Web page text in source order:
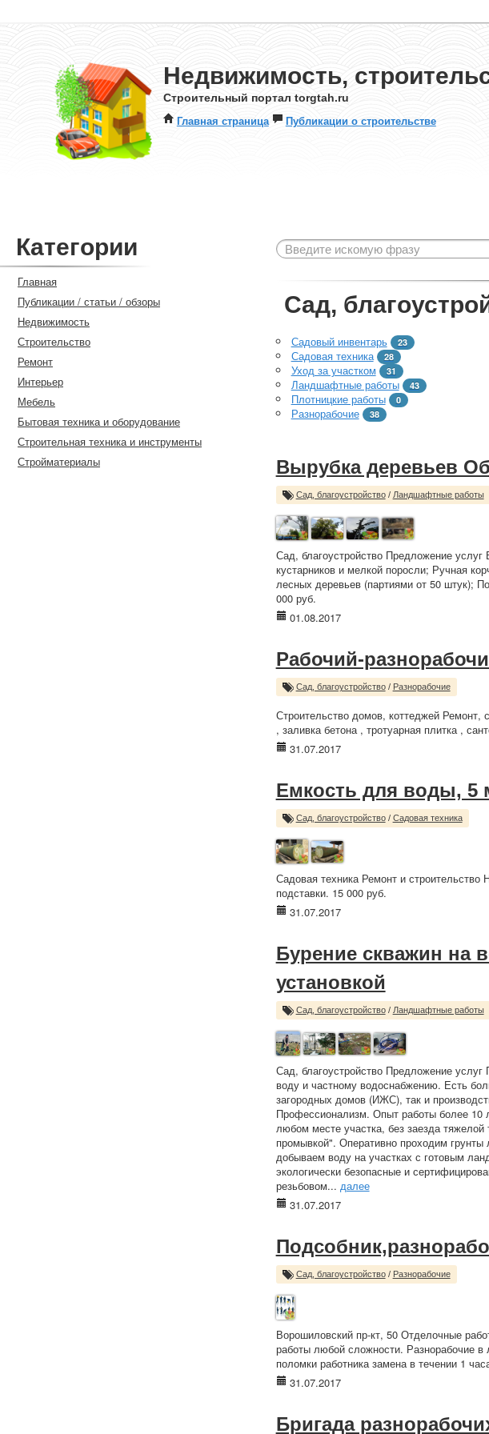
Недвижимость,
Строительный портал torgtah.ru
Главная страница Публикации о строительстве
Категории
Главная
Публикации / статьи / обзоры
Недвижимость
Строительство
Ремонт
Интерьер
Мебель
Бытовая техника и оборудование
Строительная техника и инструменты
Стройматериалы
Сад,
Садовый инвентарь 23
Садовая техника 28
Уход за участком 31
Ландшафтные работы 43
Плотницкие работы 0
Разнорабочие 38
Вырубка деревьев
Сад, благоустройство/ Ландшафтные работы
Сад, благоустройство Предложение
кустарников и мелкой поросли; Ручная
лесных деревьев (партиями от 50 штук);
000 руб.
01.08.2017
Рабочий-
Сад, благоустройство/ Разнорабочие
Строительство домов, коттеджей Ремонт,
, заливка бетона , тротуарная плитка ,
31.07.2017
Емкость для воды, 5
Сад, благоустройство/ Садовая техника
Садовая техника Ремонт и
подставки. 15 000 руб.
31.07.2017
Бурение скважин на
установкой
Сад, благоустройство/ Ландшафтные работы
Сад, благоустройство Предложение
воду и частному водоснабжению. Есть
загородных домов (ИЖС), так и
Профессионализм. Опыт работы более 10
любом месте участка, без заезда
промывкой". Оперативно проходим
добываем воду на участках с готовым
экологически безопасные и
резьбовом... далее
31.07.2017
Сад, благоустройство/ Разнорабочие
Ворошиловский пр-кт, 50 Отделочные
работы любой сложности. Разнорабочие в
поломки работника замена в течении 1
31.07.2017
Бригада